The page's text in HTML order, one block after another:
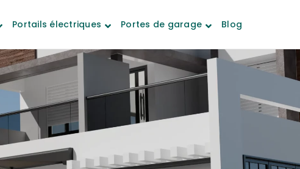
Portails électriques Portes de garage Blog